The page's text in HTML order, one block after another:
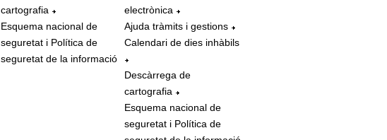
cartografia
Esquema nacional de
seguretat i Política de
seguretat de la informació
electrònica
Ajuda tràmits i gestions
Calendari de dies inhàbils
Descàrrega de
cartografia
Esquema nacional de
seguretat i Política de